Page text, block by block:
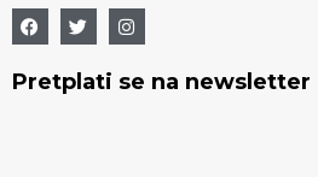
Pretplati se na newsletter